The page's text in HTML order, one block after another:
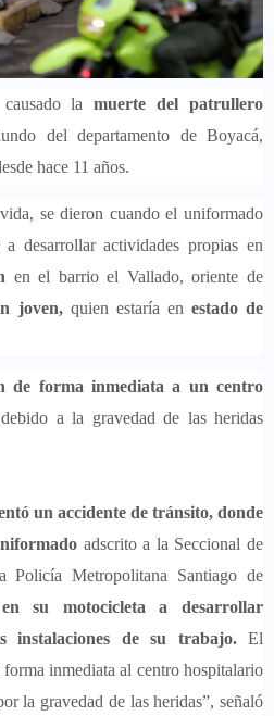
causado lamuerte del patrullero
del departamento de Boyacá,
hace 11 años.
se dieron cuando el uniformado
desarrollar actividades propias en
en el barrio el Vallado, oriente de
joven, quien estaría en estado de
de forma inmediata a un centro
a la gravedad de las heridas
un accidente de tránsito, donde
adscrito a la Seccional de
Policía Metropolitana Santiago de
su motocicleta a desarrollar
instalaciones de su trabajo. El
inmediata al centro hospitalario
la gravedad de las heridas”, señaló